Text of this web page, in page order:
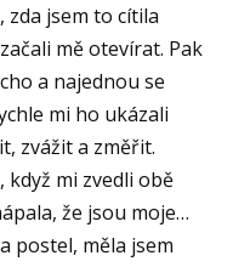
jsem to cítila
mě otevírat. Pak
a najednou se
mi ho ukázali
zvážit a změřit.
když mi zvedli obě
že jsou moje…
postel, měla jsem